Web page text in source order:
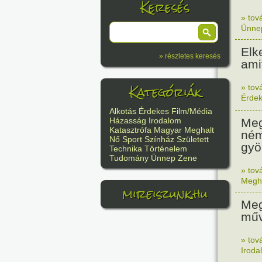
Keresés
» részletes keresés
Kategóriák
Alkotás Érdekes Film/Média
Házasság Irodalom
Katasztrófa Magyar Meghalt
Nő Sport Színház Született
Technika Történelem
Tudomány Ünnep Zene
mireiszunk.hu
»
»
»
»